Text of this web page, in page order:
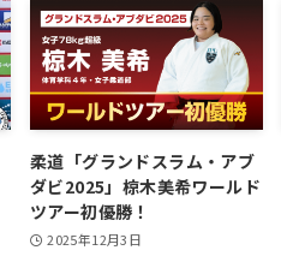
柔道「グランドスラム・アブ
ダビ2025」椋木美希ワールド
ツアー初優勝！
2025年12月3日